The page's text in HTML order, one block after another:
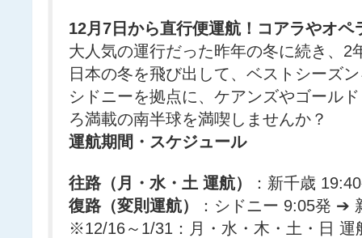
12月7日から直行便運航！コアラやオペ
大人気の運行だった昨年の冬に続き、2
日本の冬を飛び出して、ベストシーズ
シドニーを拠点に、ケアンズやゴール
ろ満載の南半球を満喫しませんか？
運航期間・スケジュール
往路（月・水・土 運航）
：新千歳
復路（変則運航）
：シドニー 9:05発 ➔
※12/16～1/31：月・水・木・土・日 運